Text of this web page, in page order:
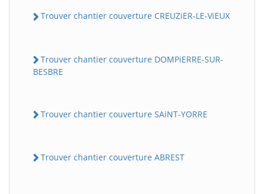
Trouver chantier couverture CREUZiER-LE-ViEUX
Trouver chantier couverture DOMPiERRE-SUR-
BESBRE
Trouver chantier couverture SAiNT-YORRE
Trouver chantier couverture ABREST